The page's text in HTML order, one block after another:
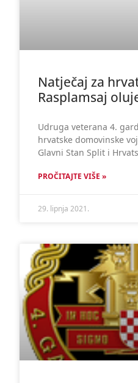
Natječaj za
Rasplamsaj
Udruga veterana 4.
hrvatske domovinske
Glavni Stan Split i
PROČITAJTE VIŠE »
29. lipnja 2021.